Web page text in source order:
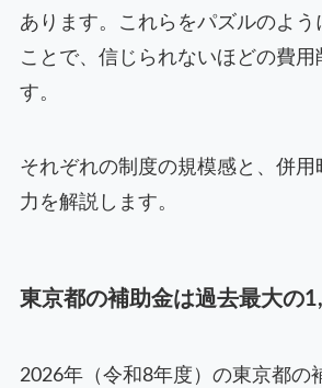
あります。これらをパズルのよう
ことで、信じられないほどの費用
す。
それぞれの制度の規模感と、併用
力を解説します。
東京都の補助金は過去最大の
2026年（令和8年度）の東京都の